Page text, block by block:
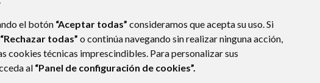
el botón “Aceptar todas” consideramos que acepta su uso. Si
“Rechazar todas” o continúa navegando sin realizar ninguna acción,
cookies técnicas imprescindibles. Para personalizar sus
al “Panel de configuración de cookies”.